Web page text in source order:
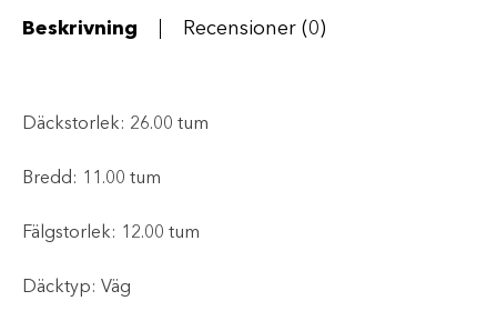
Beskrivning Recensioner (0)
Däckstorlek: 26.00 tum
Bredd: 11.00 tum
Fälgstorlek: 12.00 tum
Däcktyp: Väg